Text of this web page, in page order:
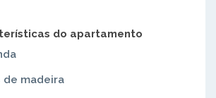
do apartamento
de madeira